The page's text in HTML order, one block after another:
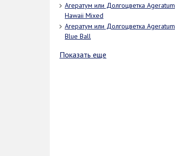
Агератум или Долгоцветка Ageratum
Hawaii Mixed
Агератум или Долгоцветка Ageratum
Blue Ball
Показать еще